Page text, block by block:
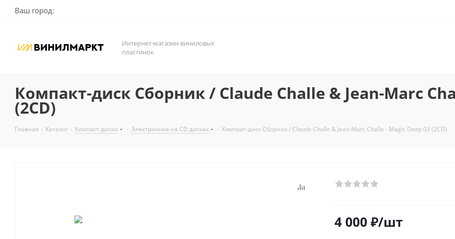
Ваш город:
Интернет-магазин виниловых
пластинок
Компакт-диск Сборник / Claude Challe & Jean-Marc
(2CD)
Главная - Каталог - Компакт-диски - Электроника на CD дисках - Компакт-диск Сборник / Claude Challe & Jean-Marc Challe - Magic Deep 03 (2CD)
4 000 ₽/шт